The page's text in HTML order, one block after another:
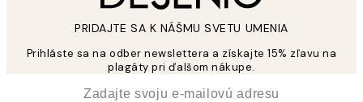
PRIDAJTE SA K NÁŠMU SVETU UMENIA
Prihláste sa na odber newslettera a získajte 15% zľavu na
plagáty pri ďalšom nákupe.